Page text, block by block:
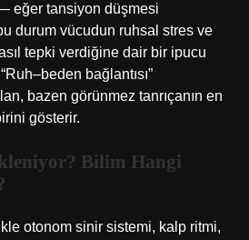
eğer tansiyon düşmesi
durum vücudun ruhsal stres ve
tepki verdiğine dair bir ipucu
bağlantısı”
bazen görünmez tanrıçanın en
gösterir.
Bilim Hangi
otonom sinir sistemi, kalp ritmi,